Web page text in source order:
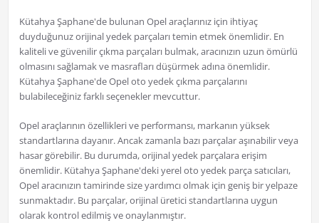
Kütahya Şaphane'de bulunan Opel araçlarınız için ihtiyaç
duyduğunuz orijinal yedek parçaları temin etmek önemlidir. En
kaliteli ve güvenilir çıkma parçaları bulmak, aracınızın uzun ömürlü
olmasını sağlamak ve masrafları düşürmek adına önemlidir.
Kütahya Şaphane'de Opel oto yedek çıkma parçalarını
bulabileceğiniz farklı seçenekler mevcuttur.
Opel araçlarının özellikleri ve performansı, markanın yüksek
standartlarına dayanır. Ancak zamanla bazı parçalar aşınabilir veya
hasar görebilir. Bu durumda, orijinal yedek parçalara erişim
önemlidir. Kütahya Şaphane'deki yerel oto yedek parça satıcıları,
Opel aracınızın tamirinde size yardımcı olmak için geniş bir yelpaze
sunmaktadır. Bu parçalar, orijinal üretici standartlarına uygun
olarak kontrol edilmiş ve onaylanmıştır.